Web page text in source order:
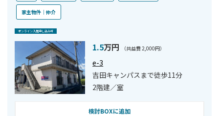
家主物件｜仲介
オンライン⼊居申し込み可
1.5万円 （共益費 2,000円）
e-3
吉田キャンパスまで徒歩11分
2階建／室
検討BOXに追加